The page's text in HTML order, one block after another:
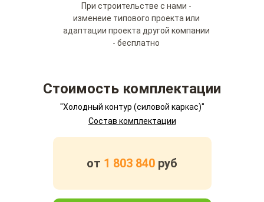
При строительстве с нами -
изменеие типового проекта или
адаптации проекта другой компании
- бесплатно
Стоимость комплектации
"Холодный контур (силовой каркас)"
Состав комплектации
от 1 803 840 руб